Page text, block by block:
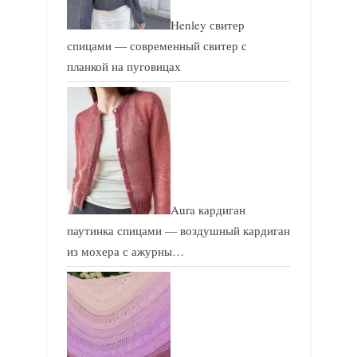
Henley свитер
спицами — современный свитер с
планкой на пуговицах
Aura кардиган
паутинка спицами — воздушный кардиган
из мохера с ажурны…